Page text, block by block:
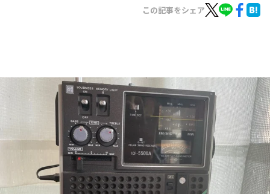
今日の番組表
週間番組表
トピックス
TBS Podcast
お知らせ
イベント・グッズ
YouTube
会社情報
この記事をシェア